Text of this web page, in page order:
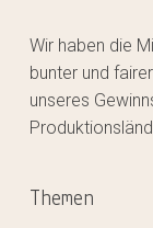
Wir haben die
bunter und
unseres
Themen